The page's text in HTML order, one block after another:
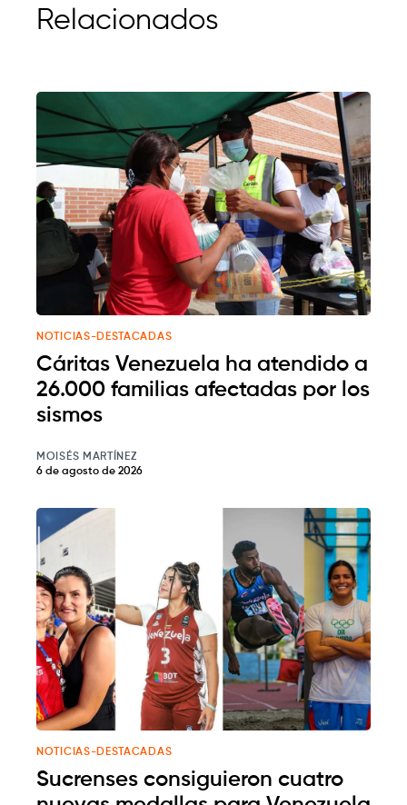
Relacionados
NOTICIAS-DESTACADAS
Cáritas Venezuela ha atendido a
26.000 familias afectadas por los
sismos
MOISÉS MARTÍNEZ
6 de agosto de 2026
NOTICIAS-DESTACADAS
Sucrenses consiguieron cuatro